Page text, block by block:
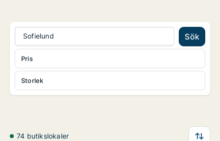
Sofielund Sök
Storlek
Pris
74 butikslokaler